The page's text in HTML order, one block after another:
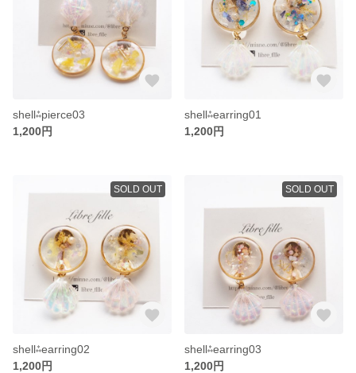
shell⁂pierce03
1,200円
shell⁂earring01
1,200円
SOLD OUT
shell⁂earring02
1,200円
SOLD OUT
shell⁂earring03
1,200円